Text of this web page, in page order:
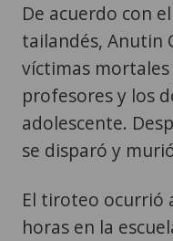
De acuerdo con
tailandés, Anutin
víctimas
profesores y los
adolescente.
se disparó y
El tiroteo ocurrió
horas en la